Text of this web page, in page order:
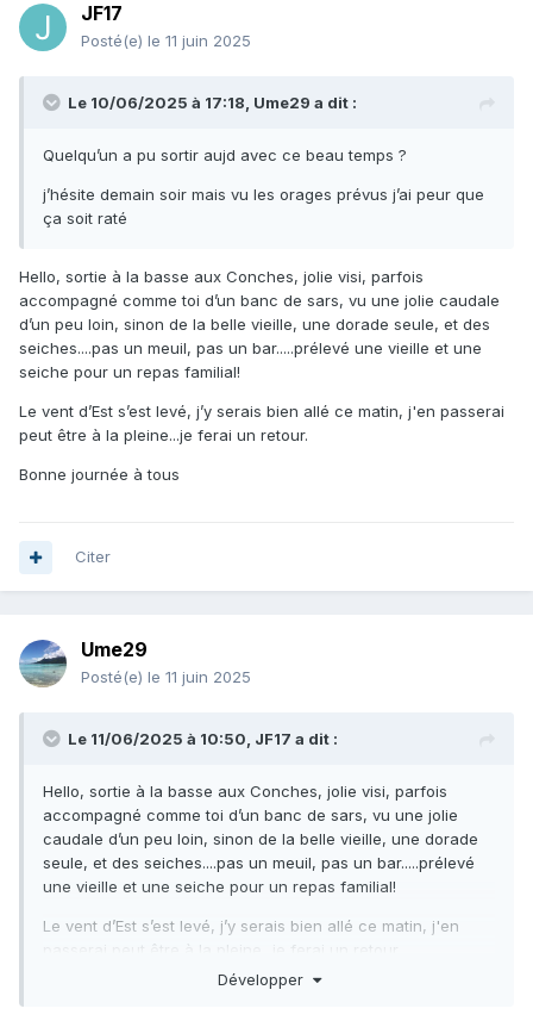
JF17
Posté(e) le 11 juin 2025
Le 10/06/2025 à 17:18, Ume29 a dit :
Quelqu’un a pu sortir aujd avec ce beau temps ?
j’hésite demain soir mais vu les orages prévus j’ai peur que
ça soit raté
Hello, sortie à la basse aux Conches, jolie visi, parfois
accompagné comme toi d’un banc de sars, vu une jolie caudale
d’un peu loin, sinon de la belle vieille, une dorade seule, et des
seiches....pas un meuil, pas un bar.....prélevé une vieille et une
seiche pour un repas familial!
Le vent d’Est s’est levé, j’y serais bien allé ce matin, j'en passerai
peut être à la pleine...je ferai un retour.
Bonne journée à tous
Citer
Ume29
Posté(e) le 11 juin 2025
Le 11/06/2025 à 10:50, JF17 a dit :
Hello, sortie à la basse aux Conches, jolie visi, parfois
accompagné comme toi d’un banc de sars, vu une jolie
caudale d’un peu loin, sinon de la belle vieille, une dorade
seule, et des seiches....pas un meuil, pas un bar.....prélevé
une vieille et une seiche pour un repas familial!
Le vent d’Est s’est levé, j’y serais bien allé ce matin, j'en
passerai peut être à la pleine...je ferai un retour.
Développer